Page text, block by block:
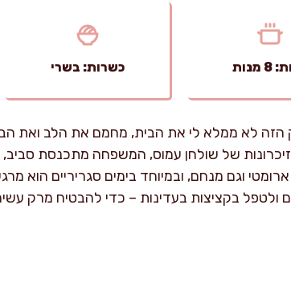
מנות כשרות: בשרי
הזה לא ממלא לי את הבית, מחמם את הלב ואת
של שולחן עמוס, המשפחה מתכנסת
וגם מנחם, ובמיוחד בימים סגריריים הוא
ולטפל בקציצות בעדינות – כדי להבטיח מרק